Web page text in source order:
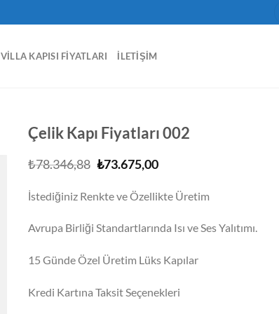
VILLA KAPISI FIYATLARI İLETIŞIM
Çelik Kapı Fiyatları 002
₺78.346,88 Orijinal
₺78.346,88.
₺73.675,00Şu
fiyat:
₺73.675,00.
İstediğiniz Renkte ve Özellikte Üretim
Avrupa Birliği Standartlarında Isı ve Ses Yalıtımı.
15 Günde Özel Üretim Lüks Kapılar
Kredi Kartına Taksit Seçenekleri